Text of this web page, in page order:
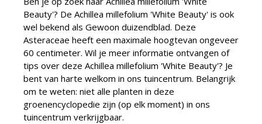
Beauty'? De Achillea millefolium 'White Beauty' is ook
wel bekend als Gewoon duizendblad. Deze
Asteraceae heeft een maximale hoogtevan ongeveer
60 centimeter. Wil je meer informatie ontvangen of
tips over deze Achillea millefolium 'White Beauty'? Je
bent van harte welkom in ons tuincentrum. Belangrijk
om te weten: niet alle planten in deze
groenencyclopedie zijn (op elk moment) in ons
tuincentrum verkrijgbaar.